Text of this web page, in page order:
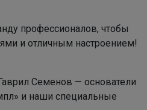
профессионалов, чтобы
и отличным настроением!
Семенов — основатели
и наши специальные